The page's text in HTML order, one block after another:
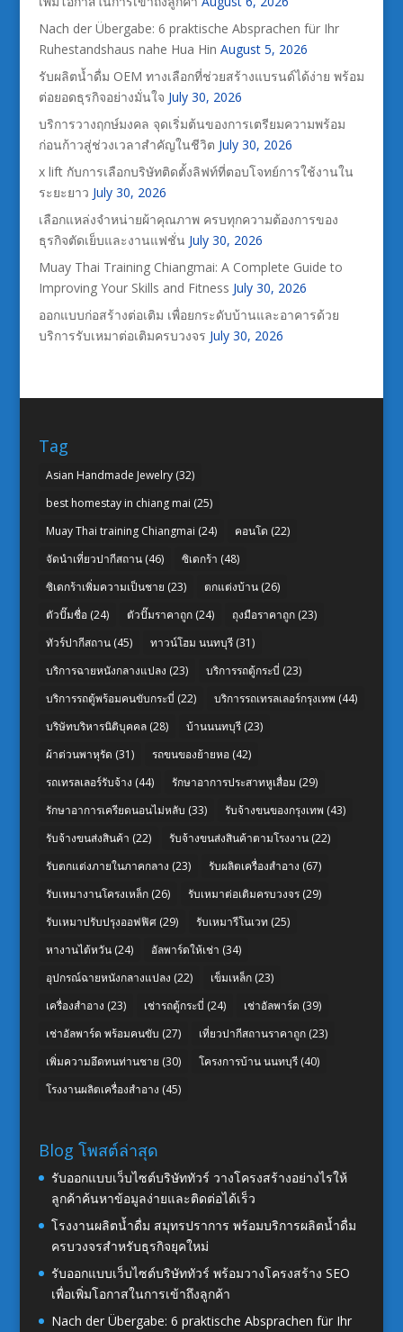
Nach der Übergabe: 6 praktische Absprachen für Ihr
Ruhestandshaus nahe Hua Hin August 5, 2026
รับผลิตน้ำดื่ม OEM ทางเลือกที่ช่วยสร้างแบรนด์ได้ง่าย พร้อม
ต่อยอดธุรกิจอย่างมั่นใจ July 30, 2026
บริการวางฤกษ์มงคล จุดเริ่มต้นของการเตรียมความพร้อม
ก่อนก้าวสู่ช่วงเวลาสำคัญในชีวิต July 30, 2026
x lift กับการเลือกบริษัทติดตั้งลิฟท์ที่ตอบโจทย์การใช้งานใน
ระยะยาว July 30, 2026
เลือกแหล่งจำหน่ายผ้าคุณภาพ ครบทุกความต้องการของ
ธุรกิจตัดเย็บและงานแฟชั่น July 30, 2026
Muay Thai Training Chiangmai: A Complete Guide to
Improving Your Skills and Fitness July 30, 2026
ออกแบบก่อสร้างต่อเติม เพื่อยกระดับบ้านและอาคารด้วย
บริการรับเหมาต่อเติมครบวงจร July 30, 2026
Tag
Asian Handmade Jewelry(32)
best homestay in chiang mai (25)
Muay Thai training Chiangmai (24) คอนโด (22)
จัดนำเที่ยวปากีสถาน(46) ซิเดกร้า (48)
ซิเดกร้าเพิ่มความเป็นชาย (23) ตกแต่งบ้าน(26)
ตัวปั๊มชื่อ(24) ตัวปั๊มราคาถูก(24) ถุงมือราคาถูก(23)
ทัวร์ปากีสถาน(45) ทาวน์โฮม นนทบุรี(31)
บริการฉายหนังกลางแปลง (23) บริการรถตู้กระบี่ (23)
บริการรถตู้พร้อมคนขับกระบี่ (22) บริการรถเทรลเลอร์กรุงเทพ (44)
บริษัทบริหารนิติบุคคล(28) บ้านนนทบุรี(23)
ผ้าต่วนพาหุรัด (31) รถขนของย้ายหอ(42)
รถเทรลเลอร์รับจ้าง (44) รักษาอาการประสาทหูเสื่อม (29)
รักษาอาการเครียดนอนไม่หลับ (33) รับจ้างขนของกรุงเทพ (43)
รับจ้างขนส่งสินค้า (22) รับจ้างขนส่งสินค้าตามโรงงาน(22)
รับตกแต่งภายในภาคกลาง (23) รับผลิตเครื่องสำอาง (67)
รับเหมางานโครงเหล็ก(26) รับเหมาต่อเติมครบวงจร(29)
รับเหมาปรับปรุงออฟฟิศ(29) รับเหมารีโนเวท (25)
หางานไต้หวัน(24) อัลพาร์ดให้เช่า (34)
อุปกรณ์ฉายหนังกลางแปลง (22) เข็มเหล็ก(23)
เครื่องสำอาง (23) เช่ารถตู้กระบี่ (24) เช่าอัลพาร์ด (39)
เช่าอัลพาร์ด พร้อมคนขับ (27) เที่ยวปากีสถานราคาถูก(23)
เพิ่มความอึดทนท่านชาย (30) โครงการบ้าน นนทบุรี(40)
โรงงานผลิตเครื่องสำอาง (45)
Blog โพสต์ล่าสุด
รับออกแบบเว็บไซต์บริษัททัวร์ วางโครงสร้างอย่างไรให้
ลูกค้าค้นหาข้อมูลง่ายและติดต่อได้เร็ว
โรงงานผลิตน้ำดื่ม สมุทรปราการ พร้อมบริการผลิตน้ำดื่ม
ครบวงจรสำหรับธุรกิจยุคใหม่
รับออกแบบเว็บไซต์บริษัททัวร์ พร้อมวางโครงสร้าง SEO
เพื่อเพิ่มโอกาสในการเข้าถึงลูกค้า
Nach der Übergabe: 6 praktische Absprachen für Ihr